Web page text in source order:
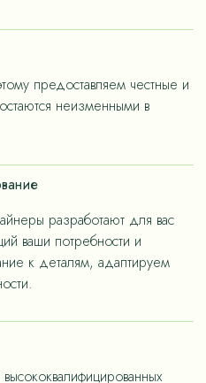
ориентированных на
предоставляем честные и
неизменными в
разработают для вас
ваши потребности и
к деталям, адаптируем